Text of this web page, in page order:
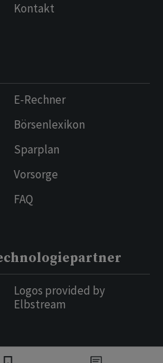
Kontakt
E-Rechner
Börsenlexikon
Sparplan
Vorsorge
FAQ
Logos provided by
Elbstream